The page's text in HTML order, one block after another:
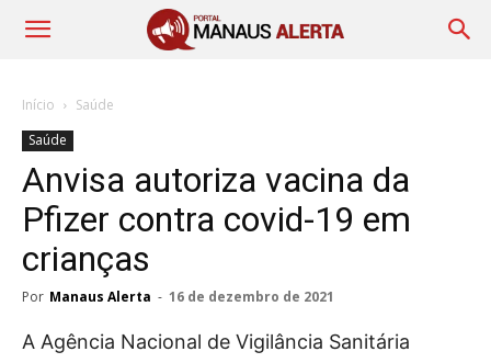
Início
Saúde
Saúde
Anvisa autoriza vacina da
Pfizer contra covid-19 em
crianças
Por Manaus Alerta - 16 de dezembro de 2021
A Agência Nacional de Vigilância Sanitária